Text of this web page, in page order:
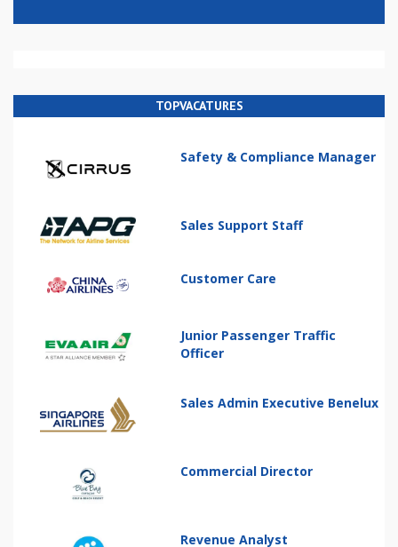
TOPVACATURES
Safety & Compliance Manager
Sales Support Staff
Customer Care
Junior Passenger Traffic
Officer
Sales Admin Executive Benelux
Commercial Director
Revenue Analyst